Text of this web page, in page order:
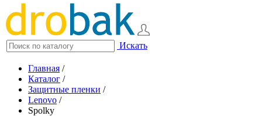
Искать
Главная /
Каталог /
Защитные пленки /
Lenovo /
Spolky